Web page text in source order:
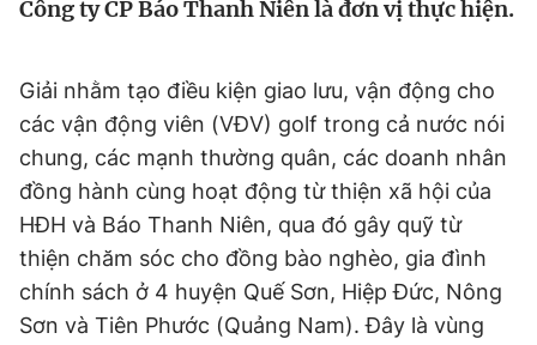
Tiện ích Bạn cần biết
Thông tin tòa soạn Liên hệ quảng cáo
Đọc Thanh Niên trên điện thoại
Công ty CP Báo Thanh Niên là đơn vị thực hiện.
Giải nhằm tạo điều kiện giao lưu, vận động cho
các vận động viên (VĐV) golf trong cả nước nói
chung, các mạnh thường quân, các doanh nhân
đồng hành cùng hoạt động từ thiện xã hội của
HĐH và Báo Thanh Niên, qua đó gây quỹ từ
thiện chăm sóc cho đồng bào nghèo, gia đình
chính sách ở 4 huyện Quế Sơn, Hiệp Đức, Nông
Sơn và Tiên Phước (Quảng Nam). Đây là vùng